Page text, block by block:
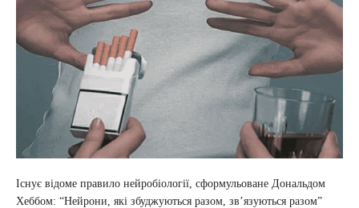
Існує відоме правило нейробіології, сформульоване Дональдом
Хеббом: “Нейрони, які збуджуються разом, зв’язуються разом”